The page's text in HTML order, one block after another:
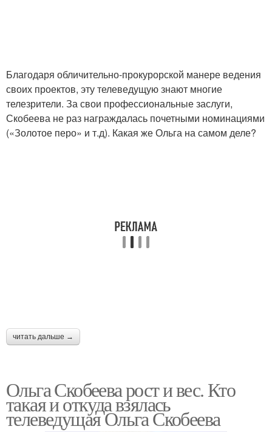
Благодаря обличительно-прокурорской манере ведения
своих проектов, эту телеведущую знают многие
телезрители. За свои профессиональные заслуги,
Скобеева не раз награждалась почетными номинациями
(«Золотое перо» и т.д). Какая же Ольга на самом деле?
читать дальше →
Ольга Скобеева рост и вес. Кто
такая и откуда взялась
телеведущая Ольга Скобеева